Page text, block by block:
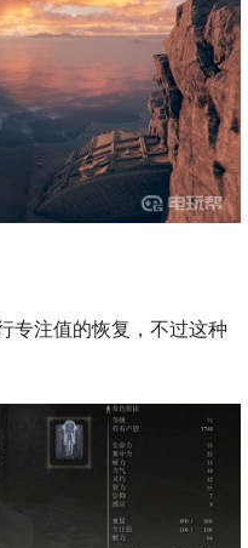
专注值的恢复，不过这种